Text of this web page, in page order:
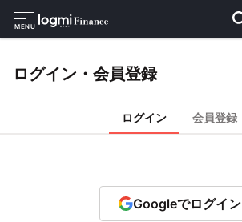
MENU
ログイン・会員登録
ログイン 会員登録
Googleでログイン